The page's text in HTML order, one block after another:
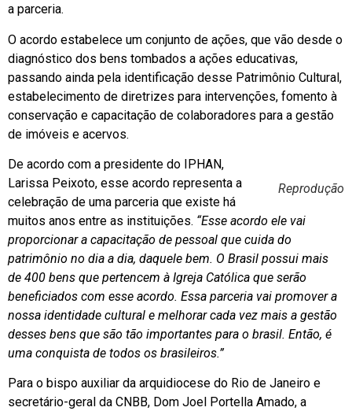
a parceria.
O acordo estabelece um conjunto de ações, que vão desde o
diagnóstico dos bens tombados a ações educativas,
passando ainda pela identificação desse Patrimônio Cultural,
estabelecimento de diretrizes para intervenções, fomento à
conservação e capacitação de colaboradores para a gestão
de imóveis e acervos.
Reprodução
De acordo com a presidente do IPHAN,
Larissa Peixoto, esse acordo representa a
celebração de uma parceria que existe há
muitos anos entre as instituições. “Esse acordo ele vai
proporcionar a capacitação de pessoal que cuida do
patrimônio no dia a dia, daquele bem. O Brasil possui mais
de 400 bens que pertencem à Igreja Católica que serão
beneficiados com esse acordo. Essa parceria vai promover a
nossa identidade cultural e melhorar cada vez mais a gestão
desses bens que são tão importantes para o brasil. Então, é
uma conquista de todos os brasileiros.”
Para o bispo auxiliar da arquidiocese do Rio de Janeiro e
secretário-geral da CNBB, Dom Joel Portella Amado, a